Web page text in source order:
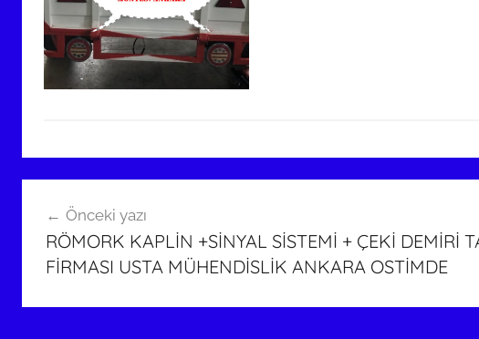
gezinmesi
Önceki yazı
RÖMORK KAPLİN +SİNYAL SİSTEMİ + ÇEKİ DEMİRİ
FİRMASI USTA MÜHENDİSLİK ANKARA OSTİMDE